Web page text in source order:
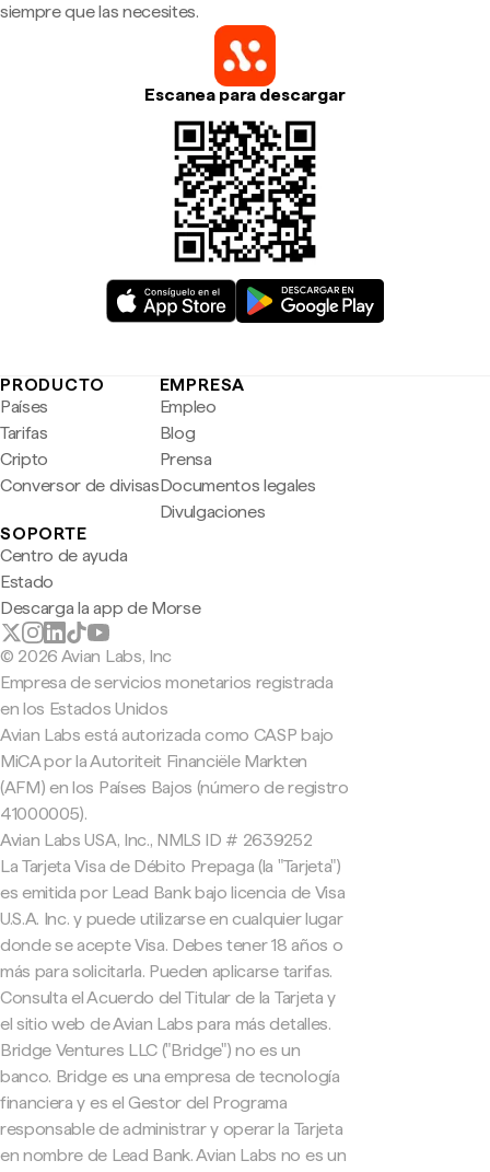
siempre que las necesites.
Escanea para descargar
PRODUCTO
Países
Tarifas
Cripto
Conversor de divisas
EMPRESA
Empleo
Blog
Prensa
Documentos legales
Divulgaciones
SOPORTE
Centro de ayuda
Estado
Descarga la app de Morse
© 2026 Avian Labs, Inc
Empresa de servicios monetarios registrada
en los Estados Unidos
Avian Labs está autorizada como CASP bajo
MiCA por la Autoriteit Financiële Markten
(AFM) en los Países Bajos (número de registro
41000005).
Avian Labs USA, Inc., NMLS ID # 2639252
La Tarjeta Visa de Débito Prepaga (la "Tarjeta")
es emitida por Lead Bank bajo licencia de Visa
U.S.A. Inc. y puede utilizarse en cualquier lugar
donde se acepte Visa. Debes tener 18 años o
más para solicitarla. Pueden aplicarse tarifas.
Consulta el Acuerdo del Titular de la Tarjeta y
el sitio web de Avian Labs para más detalles.
Bridge Ventures LLC ("Bridge") no es un
banco. Bridge es una empresa de tecnología
financiera y es el Gestor del Programa
responsable de administrar y operar la Tarjeta
en nombre de Lead Bank. Avian Labs no es un